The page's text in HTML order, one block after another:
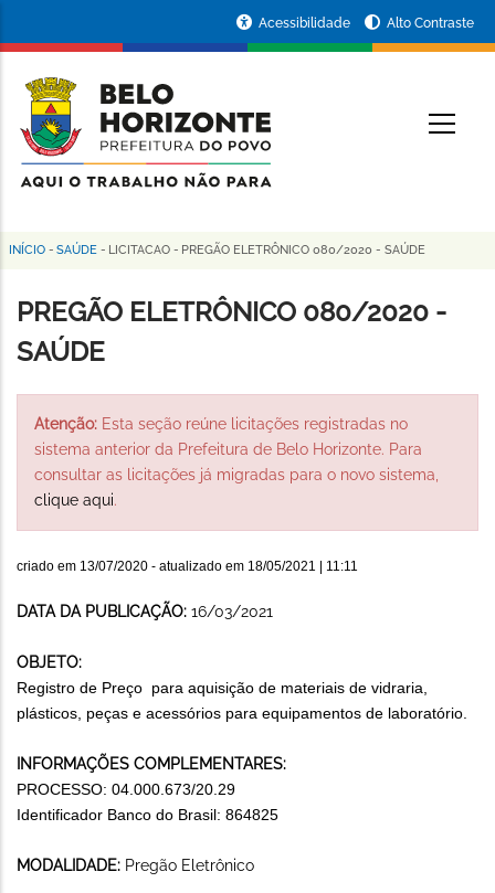
conteúdo
principal
da
Prefeitura
de
Horizonte
Acessibilidade Alto Contraste
Trilha
de
navegação
INÍCIO - SAÚDE - LICITACAO - PREGÃO ELETRÔNICO 080/2020 - SAÚDE
PREGÃO ELETRÔNICO 080/2020 -
SAÚDE
Atenção: Esta seção reúne licitações registradas no
sistema anterior da Prefeitura de Belo Horizonte. Para
consultar as licitações já migradas para o novo sistema,
clique aqui.
criado em 13/07/2020 - atualizado em 18/05/2021 | 11:11
DATA DA PUBLICAÇÃO: 16/03/2021
OBJETO:
Registro de Preço para aquisição de materiais de vidraria,
plásticos, peças e acessórios para equipamentos de laboratório.
INFORMAÇÕES COMPLEMENTARES:
PROCESSO: 04.000.673/20.29
Identificador Banco do Brasil: 864825
MODALIDADE: Pregão Eletrônico